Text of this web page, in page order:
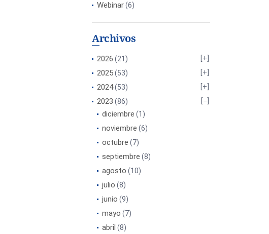
Webinar(6)
Archivos
2026 (21)
2025(53)
2024(53)
2023 (86)
diciembre (1)
noviembre (6)
octubre (7)
septiembre (8)
agosto (10)
julio (8)
junio (9)
mayo (7)
abril (8)